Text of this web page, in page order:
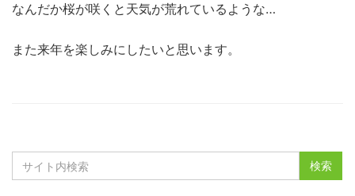
なんだか桜が咲くと天気が荒れているような…
また来年を楽しみにしたいと思います。